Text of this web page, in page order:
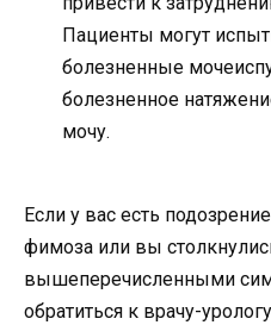
Пациенты могут
болезненные
болезненное
мочу.
Если у вас есть
фимоза или вы
вышеперечисленными
обратиться к врачу-